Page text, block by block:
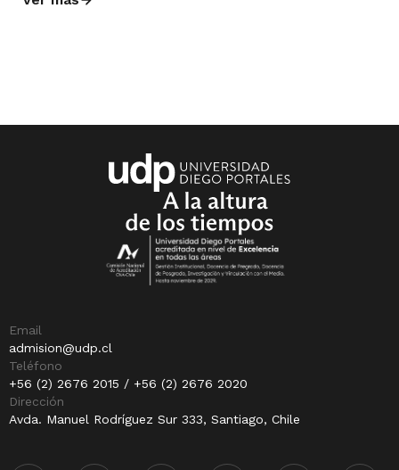
Email
admision@udp.cl
Teléfono
+56 (2) 2676 2015 / +56 (2) 2676 2020
Dirección
Avda. Manuel Rodríguez Sur 333, Santiago, Chile